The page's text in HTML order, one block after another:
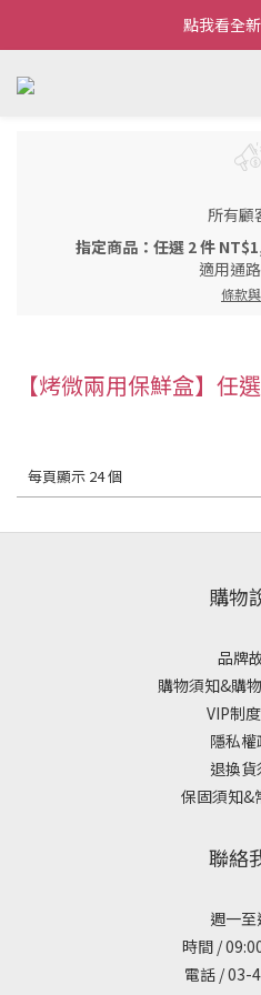
Welcome~
點我看全
全新購物金/
所有顧
指定商品：任選 2 件
適用通路
條款
【烤微兩用保鮮盒】任
每頁顯示 24 個
購物
品牌
購物須知&購
VIP制
隱私
退換
保固須知&
聯絡
週一至
時間 /
電話 / 03-